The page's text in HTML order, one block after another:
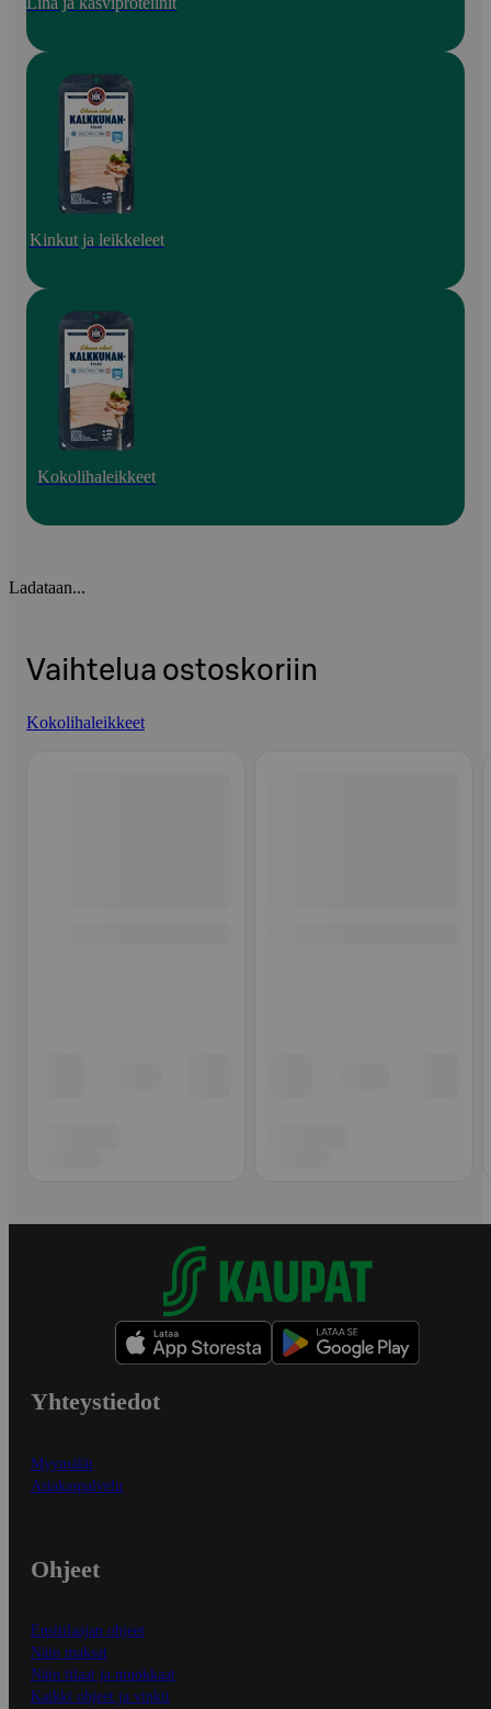
Kinkut ja leikkeleet
Kokolihaleikkeet
Ladataan...
Vaihtelua ostoskoriin
Kokolihaleikkeet
Yhteystiedot
Myymälät
Asiakaspalvelu
Ohjeet
Ensitilaajan ohjeet
Näin maksat
Näin tilaat ja muokkaat
Kaikki ohjeet ja vinkit